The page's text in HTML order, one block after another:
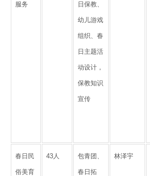
服务 日保教、
幼儿游戏
组织、春
日主题活
动设计，
保教知识
宣传
春日民
俗美育
43人 包青团、
春日拓
林泽宇